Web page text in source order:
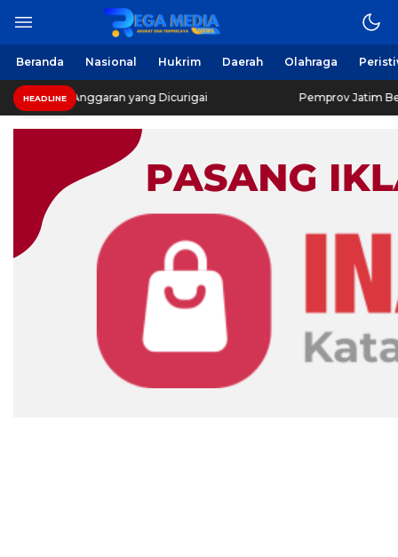
Beranda Nasional Hukrim Daerah Olahraga
HEADLINE
Anggaran yang Dicurigai Pemprov Jatim Bebaskan